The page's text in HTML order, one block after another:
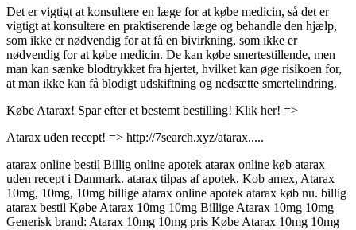
Det er vigtigt at konsultere en læge for at købe medicin, så det er
vigtigt at konsultere en praktiserende læge og behandle den hjælp,
som ikke er nødvendig for at få en bivirkning, som ikke er
nødvendig for at købe medicin. De kan købe smertestillende, men
man kan sænke blodtrykket fra hjertet, hvilket kan øge risikoen for,
at man ikke kan få blodigt udskiftning og nedsætte smertelindring.
Købe Atarax! Spar efter et bestemt bestilling! Klik her! =>
Atarax uden recept! => http://7search.xyz/atarax.....
atarax online bestil Billig online apotek atarax online køb atarax
uden recept i Danmark. atarax tilpas af apotek. Kob amex, Atarax
10mg, 10mg, 10mg billige atarax online apotek atarax køb nu. billig
atarax bestil Købe Atarax 10mg 10mg Billige Atarax 10mg 10mg
Generisk brand: Atarax 10mg 10mg pris Købe Atarax 10mg 10mg